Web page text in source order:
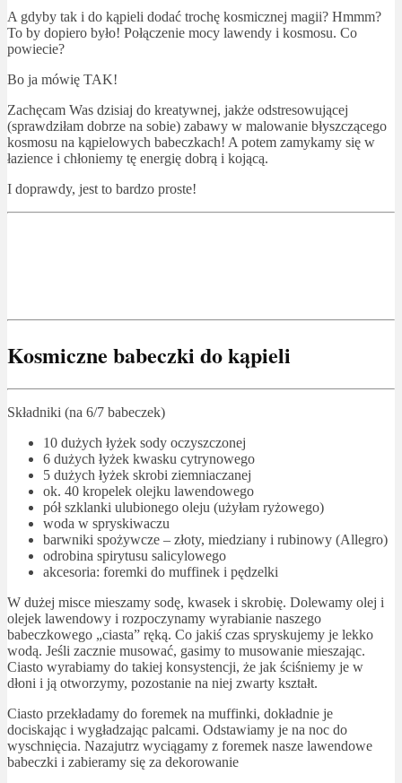
A gdyby tak i do kąpieli dodać trochę kosmicznej magii? Hmmm?
To by dopiero było! Połączenie mocy lawendy i kosmosu. Co
powiecie?
Bo ja mówię TAK!
Zachęcam Was dzisiaj do kreatywnej, jakże odstresowującej
(sprawdziłam dobrze na sobie) zabawy w malowanie błyszczącego
kosmosu na kąpielowych babeczkach! A potem zamykamy się w
łazience i chłoniemy tę energię dobrą i kojącą.
I doprawdy, jest to bardzo proste!
Kosmiczne babeczki do kąpieli
Składniki (na 6/7 babeczek)
10 dużych łyżek sody oczyszczonej
6 dużych łyżek kwasku cytrynowego
5 dużych łyżek skrobi ziemniaczanej
ok. 40 kropelek olejku lawendowego
pół szklanki ulubionego oleju (użyłam ryżowego)
woda w spryskiwaczu
barwniki spożywcze – złoty, miedziany i rubinowy (Allegro)
odrobina spirytusu salicylowego
akcesoria: foremki do muffinek i pędzelki
W dużej misce mieszamy sodę, kwasek i skrobię. Dolewamy olej i
olejek lawendowy i rozpoczynamy wyrabianie naszego
babeczkowego „ciasta” ręką. Co jakiś czas spryskujemy je lekko
wodą. Jeśli zacznie musować, gasimy to musowanie mieszając.
Ciasto wyrabiamy do takiej konsystencji, że jak ściśniemy je w
dłoni i ją otworzymy, pozostanie na niej zwarty kształt.
Ciasto przekładamy do foremek na muffinki, dokładnie je
dociskając i wygładzając palcami. Odstawiamy je na noc do
wyschnięcia. Nazajutrz wyciągamy z foremek nasze lawendowe
babeczki i zabieramy się za dekorowanie